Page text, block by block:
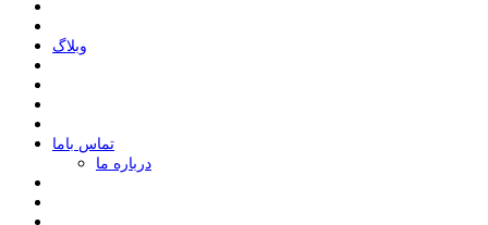
وبلاگ
ﺗﻤﺎﺱ ﺑﺎﻣﺎ
درباره ما